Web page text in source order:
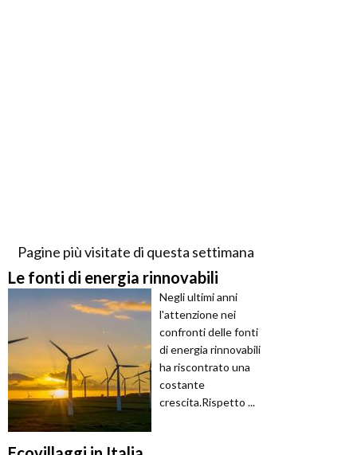
Pagine più visitate di questa settimana
Le fonti di energia rinnovabili
Negli ultimi anni
l'attenzione nei
confronti delle fonti
di energia rinnovabili
ha riscontrato una
costante
crescita.Rispetto ...